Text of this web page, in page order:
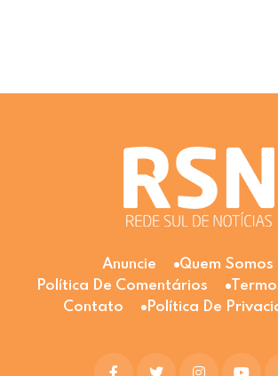
Anuncie
Quem Somos
Política De Comentários
Contato
Política De